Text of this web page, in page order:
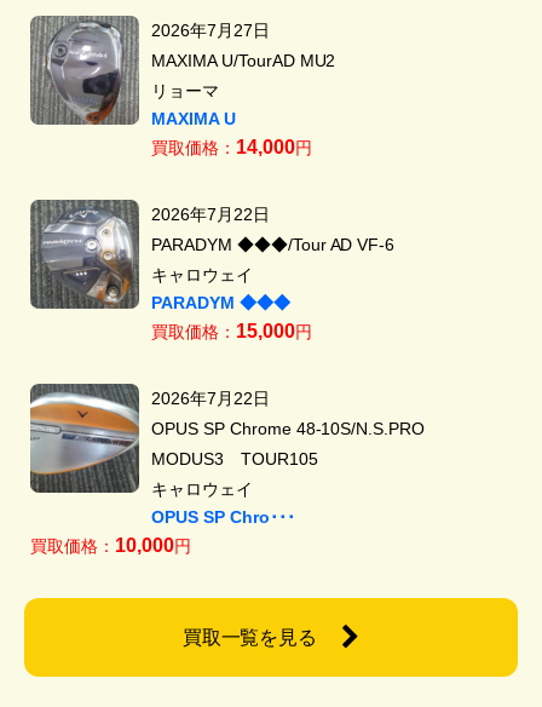
2026年7月27日
MAXIMA U/TourAD MU2
リョーマ
MAXIMA U
買取価格： 14,000円
2026年7月22日
PARADYM ◆◆◆/Tour AD VF-6
キャロウェイ
PARADYM ◆◆◆
買取価格： 15,000円
2026年7月22日
OPUS SP Chrome 48-10S/N.S.PRO
MODUS3 TOUR105
キャロウェイ
OPUS SP Chro･･･
買取価格： 10,000円
買取一覧を見る